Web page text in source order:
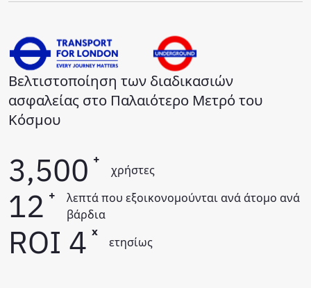
Βελτιστοποίηση των διαδικασιών
ασφαλείας στο Παλαιότερο Μετρό του
Κόσμου
3,500 +
χρήστες
12 +
λεπτά που εξοικονομούνται ανά άτομο ανά
βάρδια
ROI 4 x
ετησίως